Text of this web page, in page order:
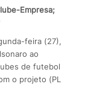
Empresa;
feira (27),
ao
de futebol
o projeto (PL